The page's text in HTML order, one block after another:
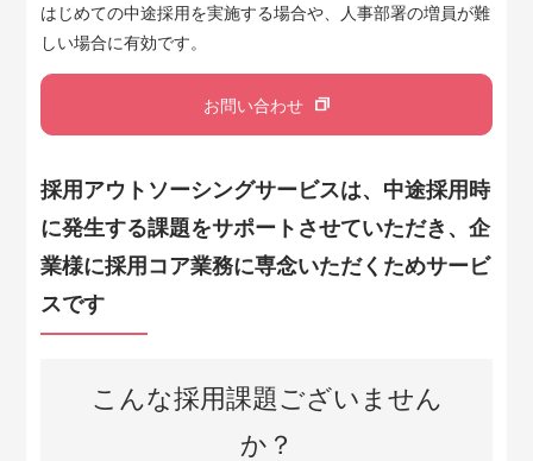
はじめての中途採用を実施する場合や、人事部署の増員が難
しい場合に有効です。
お問い合わせ
採用アウトソーシングサービスは、中途採用時
に発生する課題をサポートさせていただき、企
業様に採用コア業務に専念いただくためサービ
スです
こんな採用課題ございません
か？